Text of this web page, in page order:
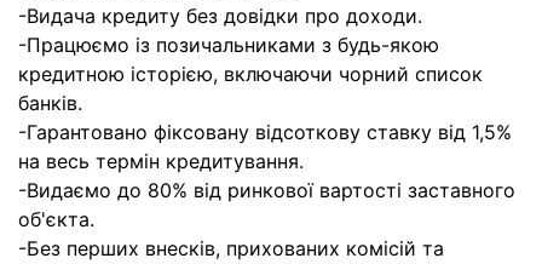
-Видача кредиту без довідки про доходи.
-Працюємо із позичальниками з будь-якою
кредитною історією, включаючи чорний список
банків.
-Гарантовано фіксовану відсоткову ставку від 1,5%
на весь термін кредитування.
-Видаємо до 80% від ринкової вартості заставного
об'єкта.
-Без перших внесків, прихованих комісій та